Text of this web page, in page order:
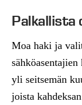
Palkallista
Moa haki ja
yli seitsemän
joista